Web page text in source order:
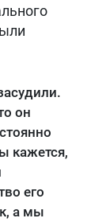
он
кажется,
его
а мы